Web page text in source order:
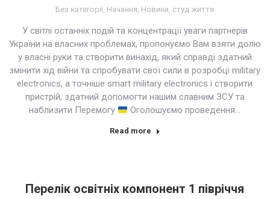
Без категорії, Начання, Новини, студ життя
У світлі останніх подій та концентрації уваги партнерів
України на власних проблемах, пропонуємо Вам взяти долю
у власні руки та створити винахід, який справді здатний
змінити хід війни та спробувати свої сили в розробці military
electronics, а точніше smart military electronics і створити
пристрій, здатний допомогти нашим славним ЗСУ та
наблизити Перемогу
Оголошуємо проведення…
Read more
Перелік освітніх компонент 1 півріччя